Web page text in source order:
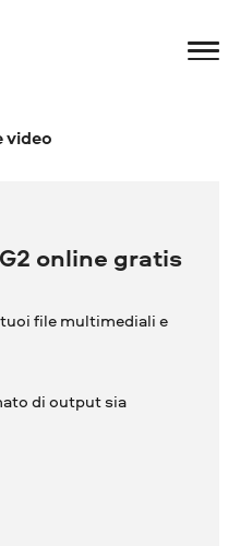
video
online gratis
file multimediali e
di output sia